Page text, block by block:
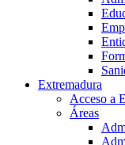
Extremadura
Acceso a
Áreas